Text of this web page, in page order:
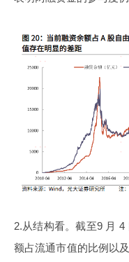
2.从结构看。截至9 月
额占流通市值的比例以